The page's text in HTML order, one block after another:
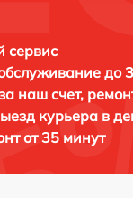
сервис
до
наш счет,
курьера в
от 35 минут